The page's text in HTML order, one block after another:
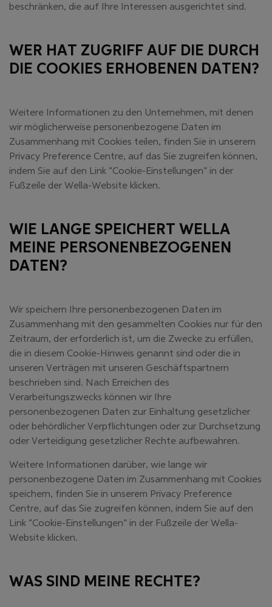
beschränken, die auf Ihre Interessen ausgerichtet sind.
WER HAT ZUGRIFF AUF DIE DURCH
DIE COOKIES ERHOBENEN DATEN?
Weitere Informationen zu den Unternehmen, mit denen
wir möglicherweise personenbezogene Daten im
Zusammenhang mit Cookies teilen, finden Sie in unserem
Privacy Preference Centre, auf das Sie zugreifen können,
indem Sie auf den Link “Cookie-Einstellungen” in der
Fußzeile der Wella-Website klicken.
WIE LANGE SPEICHERT WELLA
MEINE PERSONENBEZOGENEN
DATEN?
Wir speichern Ihre personenbezogenen Daten im
Zusammenhang mit den gesammelten Cookies nur für den
Zeitraum, der erforderlich ist, um die Zwecke zu erfüllen,
die in diesem Cookie-Hinweis genannt sind oder die in
unseren Verträgen mit unseren Geschäftspartnern
beschrieben sind. Nach Erreichen des
Verarbeitungszwecks können wir Ihre
personenbezogenen Daten zur Einhaltung gesetzlicher
oder behördlicher Verpflichtungen oder zur Durchsetzung
oder Verteidigung gesetzlicher Rechte aufbewahren.
Weitere Informationen darüber, wie lange wir
personenbezogene Daten im Zusammenhang mit Cookies
speichern, finden Sie in unserem Privacy Preference
Centre, auf das Sie zugreifen können, indem Sie auf den
Link “Cookie-Einstellungen” in der Fußzeile der Wella-
Website klicken.
WAS SIND MEINE RECHTE?